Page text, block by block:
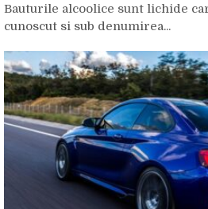
Bauturile alcoolice sunt lichide
cunoscut si sub denumirea...